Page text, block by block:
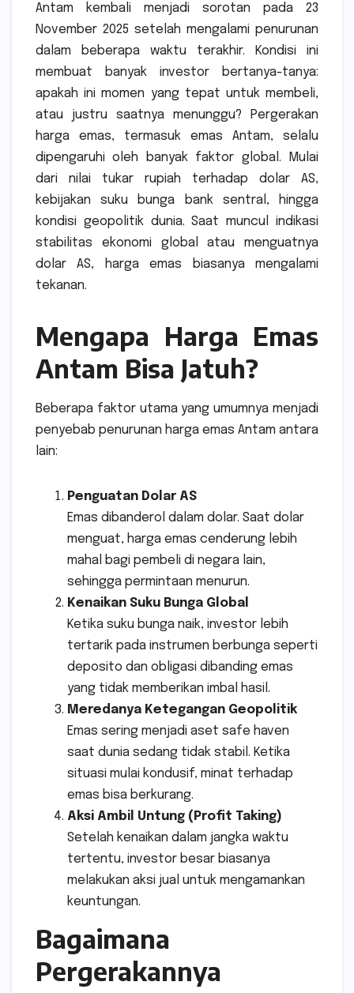
Antam kembali menjadi sorotan pada 23
November 2025 setelah mengalami penurunan
dalam beberapa waktu terakhir. Kondisi ini
membuat banyak investor bertanya-tanya:
apakah ini momen yang tepat untuk membeli,
atau justru saatnya menunggu? Pergerakan
harga emas, termasuk emas Antam, selalu
dipengaruhi oleh banyak faktor global. Mulai
dari nilai tukar rupiah terhadap dolar AS,
kebijakan suku bunga bank sentral, hingga
kondisi geopolitik dunia. Saat muncul indikasi
stabilitas ekonomi global atau menguatnya
dolar AS, harga emas biasanya mengalami
tekanan.
Mengapa Harga Emas
Antam Bisa Jatuh?
Beberapa faktor utama yang umumnya menjadi
penyebab penurunan harga emas Antam antara
lain:
Penguatan Dolar AS
Emas dibanderol dalam dolar. Saat dolar
menguat, harga emas cenderung lebih
mahal bagi pembeli di negara lain,
sehingga permintaan menurun.
Kenaikan Suku Bunga Global
Ketika suku bunga naik, investor lebih
tertarik pada instrumen berbunga seperti
deposito dan obligasi dibanding emas
yang tidak memberikan imbal hasil.
Meredanya Ketegangan Geopolitik
Emas sering menjadi aset safe haven
saat dunia sedang tidak stabil. Ketika
situasi mulai kondusif, minat terhadap
emas bisa berkurang.
Aksi Ambil Untung (Profit Taking)
Setelah kenaikan dalam jangka waktu
tertentu, investor besar biasanya
melakukan aksi jual untuk mengamankan
keuntungan.
Bagaimana
Pergerakannya